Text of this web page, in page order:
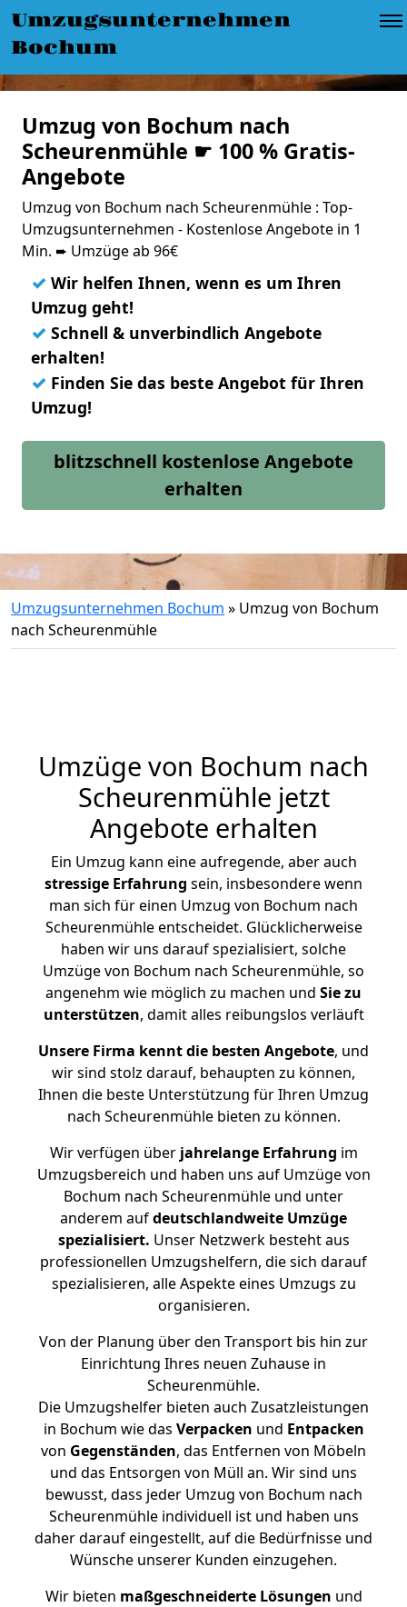
Umzugsunternehmen
Bochum
Umzug von Bochum nach
Scheurenmühle ☛ 100 % Gratis-
Angebote
Umzug von Bochum nach Scheurenmühle : Top-
Umzugsunternehmen - Kostenlose Angebote in 1
Min. ➨ Umzüge ab 96€
✓ Wir helfen Ihnen, wenn es um Ihren
Umzug geht!
✓ Schnell & unverbindlich Angebote
erhalten!
✓ Finden Sie das beste Angebot für Ihren
Umzug!
blitzschnell kostenlose Angebote
erhalten
Umzugsunternehmen Bochum » Umzug von Bochum
nach Scheurenmühle
Umzüge von Bochum nach
Scheurenmühle jetzt
Angebote erhalten
Ein Umzug kann eine aufregende, aber auch
stressige Erfahrung sein, insbesondere wenn
man sich für einen Umzug von Bochum nach
Scheurenmühle entscheidet. Glücklicherweise
haben wir uns darauf spezialisiert, solche
Umzüge von Bochum nach Scheurenmühle, so
angenehm wie möglich zu machen und Sie zu
unterstützen, damit alles reibungslos verläuft
Unsere Firma kennt die besten Angebote, und
wir sind stolz darauf, behaupten zu können,
Ihnen die beste Unterstützung für Ihren Umzug
nach Scheurenmühle bieten zu können.
Wir verfügen überjahrelange Erfahrung im
Umzugsbereich und haben uns auf Umzüge von
Bochum nach Scheurenmühle und unter
anderem aufdeutschlandweite Umzüge
spezialisiert. Unser Netzwerk besteht aus
professionellen Umzugshelfern, die sich darauf
spezialisieren, alle Aspekte eines Umzugs zu
organisieren.
Von der Planung über den Transport bis hin zur
Einrichtung Ihres neuen Zuhause in
Scheurenmühle.
Die Umzugshelfer bieten auch Zusatzleistungen
in Bochum wie das Verpacken und Entpacken
von Gegenständen, das Entfernen von Möbeln
und das Entsorgen von Müll an. Wir sind uns
bewusst, dass jeder Umzug von Bochum nach
Scheurenmühle individuell ist und haben uns
daher darauf eingestellt, auf die Bedürfnisse und
Wünsche unserer Kunden einzugehen.
Wir bieten maßgeschneiderte Lösungen und